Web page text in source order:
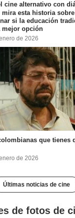
cine alternativo con
esta historia
si la educación
mejor opción
de 2026
que tienes
de 2026
Últimas noticias de cine
de fotos de